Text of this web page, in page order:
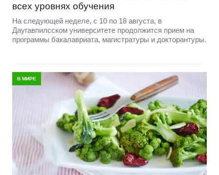
всех уровнях обучения
На следующей неделе, с 10 по 18 августа, в
Даугавпилсском университете продолжится прием на
программы бакалавриата, магистратуры и докторантуры.
В МИРЕ